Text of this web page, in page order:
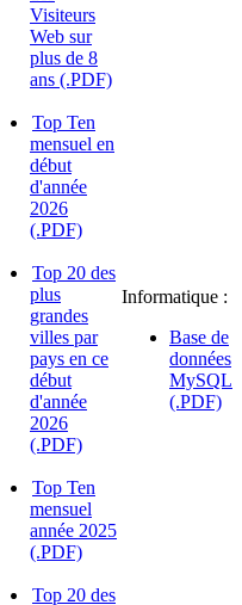
Visiteurs
Web sur
plus de 8
ans (.PDF)
Top Ten
mensuel en
début
d'année
2026
(.PDF)
Top 20 des
plus
grandes
villes par
pays en ce
début
d'année
2026
(.PDF)
Top Ten
mensuel
année 2025
(.PDF)
Top 20 des
Informatique :
Base de
données
MySQL
(.PDF)